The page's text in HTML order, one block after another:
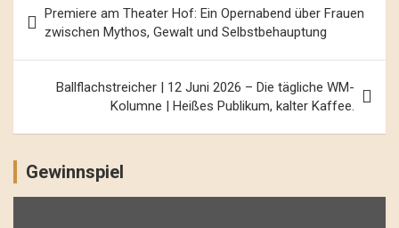
Navigation
Premiere am Theater Hof: Ein Opernabend über Frauen
zwischen Mythos, Gewalt und Selbstbehauptung
Ballflachstreicher | 12 Juni 2026 – Die tägliche WM-
Kolumne | Heißes Publikum, kalter Kaffee.
Gewinnspiel